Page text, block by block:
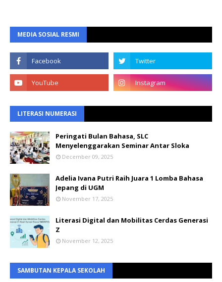
MEDIA SOSIAL RESMI
LITERASI NUMERASI
Peringati Bulan Bahasa, SLC
Menyelenggarakan Seminar Antar Sloka
December 09, 2025
Adelia Ivana Putri Raih Juara 1 Lomba Bahasa
Jepang di UGM
November 17, 2025
Literasi Digital dan Mobilitas Cerdas Generasi
Z
November 12, 2025
SAMBUTAN KEPALA SEKOLAH